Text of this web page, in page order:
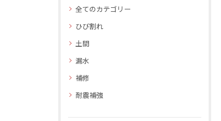
全てのカテゴリー
ひび割れ
土間
漏水
補修
耐震補強